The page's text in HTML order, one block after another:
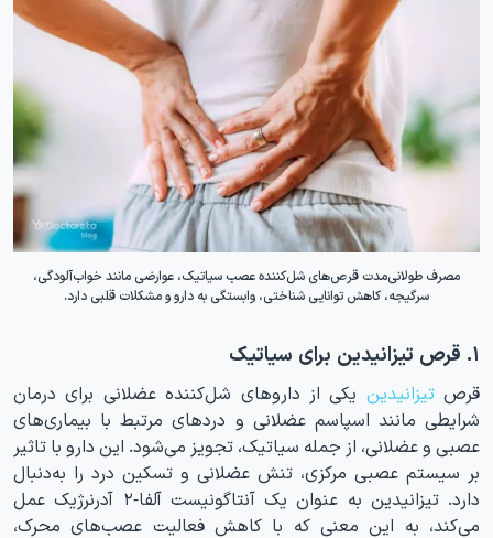
مصرف طولانی‌مدت قرص‌های شل‌کننده عصب سیاتیک، عوارضی مانند خواب‌آلودگی،
سرگیجه، کاهش توانایی شناختی، وابستگی به دارو و مشکلات قلبی دارد.
۱. قرص تیزانیدین برای سیاتیک
قرصتیزانیدین یکی از داروهای شل‌کننده عضلانی برای درمان
شرایطی مانند اسپاسم عضلانی و دردهای مرتبط با بیماری‌های
عصبی و عضلانی، از جمله سیاتیک، تجویز می‌شود. این دارو با تاثیر
بر سیستم عصبی مرکزی، تنش عضلانی و تسکین درد را به‌دنبال
دارد. تیزانیدین به عنوان یک آنتاگونیست آلفا-۲ آدرنرژیک عمل
می‌کند، به این معنی که با کاهش فعالیت عصب‌های محرک،